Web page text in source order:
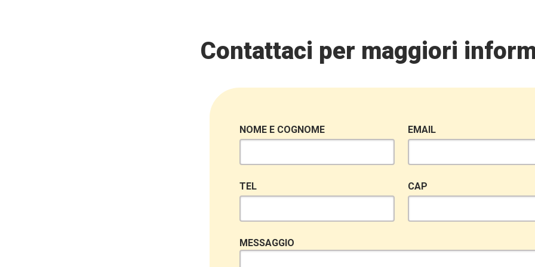
Contattaci per maggiori
NOME E COGNOME EMAIL
TEL CAP
MESSAGGIO